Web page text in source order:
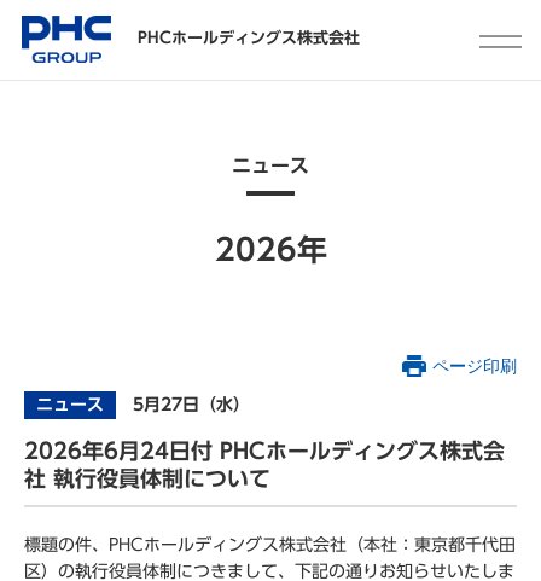
PHCホールディングス株式会社
ニュース
2026年
ページ印刷
ニュース 5月27日（水）
2026年6月24日付 PHCホールディングス株式会
社 執行役員体制について
標題の件、PHCホールディングス株式会社（本社：東京都千代田
区）の執行役員体制につきまして、下記の通りお知らせいたしま